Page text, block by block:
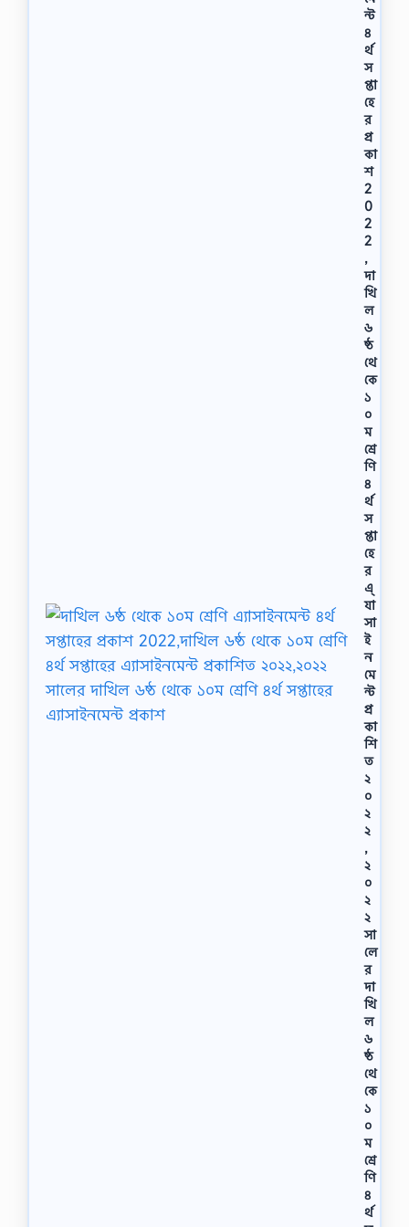
ন্ট
৪
র্থ
স
প্তা
হে
র
প্র
কা
শ
2
0
2
2
,
দা
খি
ল
৬
ষ্ঠ
থে
কে
১
০
ম
শ্রে
ণি
৪
র্থ
স
প্তা
হে
র
এ্
যা
সা
ই
ন
মে
ন্ট
প্র
কা
শি
ত
২
০
২
২
,
২
০
২
২
সা
লে
র
দা
খি
ল
৬
ষ্ঠ
থে
কে
১
০
ম
শ্রে
ণি
৪
র্থ